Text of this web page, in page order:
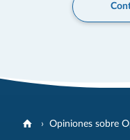
Opiniones sobre